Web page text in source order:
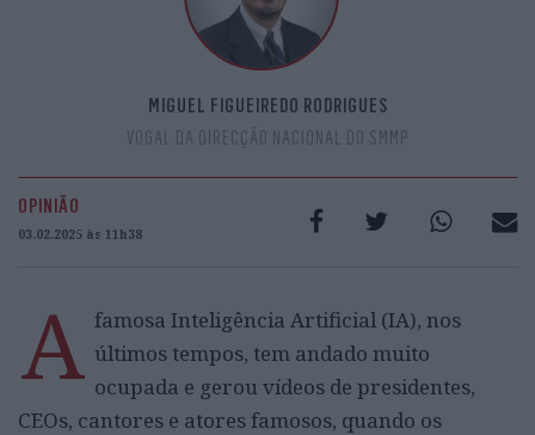
MIGUEL FIGUEIREDO RODRIGUES
VOGAL DA DIRECÇÃO NACIONAL DO SMMP
OPINIÃO
03.02.2025 às 11h38
A famosa Inteligência Artificial (IA), nos
últimos tempos, tem andado muito
ocupada e gerou vídeos de presidentes,
CEOs, cantores e atores famosos, quando os